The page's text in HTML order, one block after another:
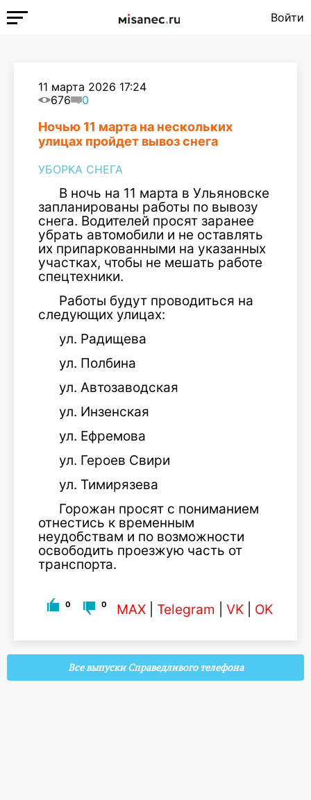
Войти
11 марта 2026 17:24
676
0
Ночью 11 марта на нескольких
улицах пройдет вывоз снега
УБОРКА СНЕГА
В ночь на 11 марта в Ульяновске
запланированы работы по вывозу
снега. Водителей просят заранее
убрать автомобили и не оставлять
их припаркованными на указанных
участках, чтобы не мешать работе
спецтехники.
Работы будут проводиться на
следующих улицах:
ул. Радищева
ул. Полбина
ул. Автозаводская
ул. Инзенская
ул. Ефремова
ул. Героев Свири
ул. Тимирязева
Горожан просят с пониманием
отнестись к временным
неудобствам и по возможности
освободить проезжую часть от
транспорта.
0 0 MAX Telegram VK OK
Все выпуски Справедливого телефона